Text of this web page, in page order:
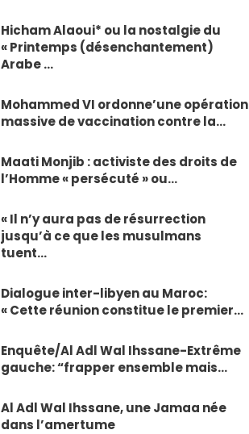
Hicham Alaoui* ou la nostalgie du
« Printemps (désenchantement)
Arabe …
Mohammed VI ordonne’une opération
massive de vaccination contre la…
Maati Monjib : activiste des droits de
l’Homme « persécuté » ou…
« Il n’y aura pas de résurrection
jusqu’à ce que les musulmans
tuent…
Dialogue inter-libyen au Maroc:
« Cette réunion constitue le premier…
Enquête/Al Adl Wal Ihssane-Extrême
gauche: “frapper ensemble mais…
Al Adl Wal Ihssane, une Jamaa née
dans l’amertume